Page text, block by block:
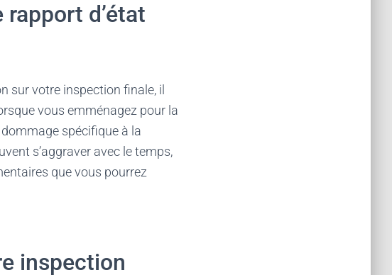
d’état
sur votre inspection finale, il
vous emménagez pour la
spécifique à la
s’aggraver avec le temps,
que vous pourrez
inspection